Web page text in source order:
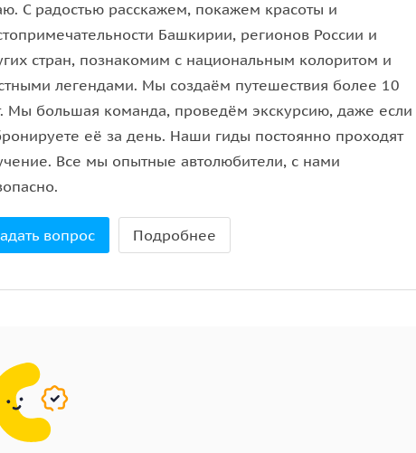
С радостью расскажем, покажем красоты и
Башкирии, регионов России и
стран, познакомим с национальным колоритом и
легендами. Мы создаём путешествия более 10
Мы большая команда, проведём экскурсию, даже если
её за день. Наши гиды постоянно проходят
Все мы опытные автолюбители, с нами
вопрос Подробнее